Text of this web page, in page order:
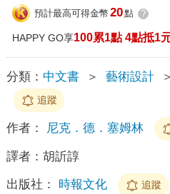
預計最高可得金幣 20點 ?
HAPPY GO享100累1點 4點抵1
分類： 中文書 ＞ 藝術設計 ＞
追蹤
作者： 尼克．德．塞姆林
譯者： 胡訢諄
出版社： 時報文化 追蹤